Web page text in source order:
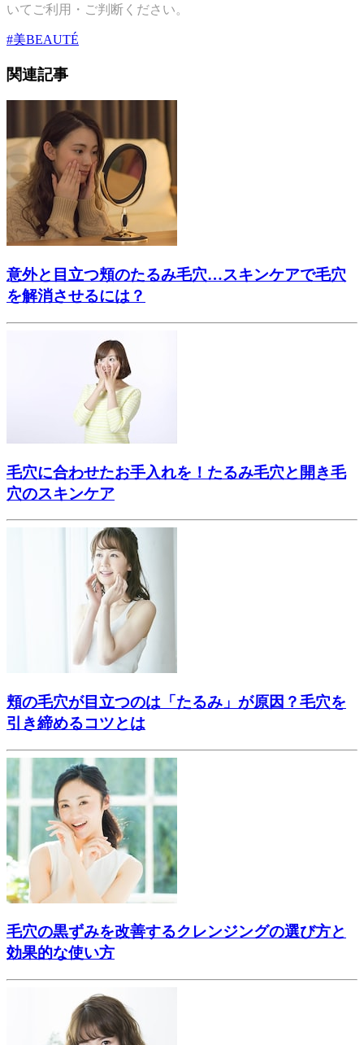
いてご利用・ご判断ください。
#美BEAUTÉ
関連記事
意外と目立つ頬のたるみ毛穴…スキンケアで毛穴
を解消させるには？
毛穴に合わせたお手入れを！たるみ毛穴と開き毛
穴のスキンケア
頬の毛穴が目立つのは「たるみ」が原因？毛穴を
引き締めるコツとは
毛穴の黒ずみを改善するクレンジングの選び方と
効果的な使い方